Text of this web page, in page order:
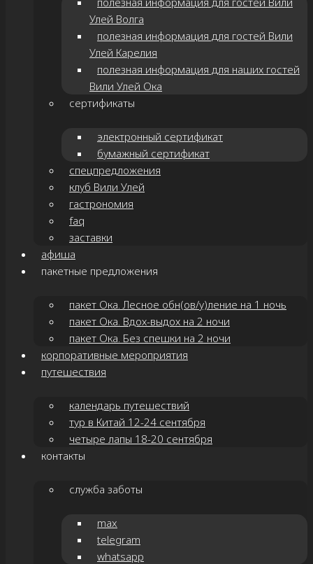
Улей Волга
полезная информация для гостей Вили
Улей Карелия
полезная информация для наших гостей
Вили Улей Ока
сертификаты
электронный сертификат
бумажный сертификат
спецпредложения
клуб Вили Улей
гастрономия
faq
заставки
афиша
пакетные предложения
пакет Ока. Лесное обн(ов/у)ление на 1 ночь
пакет Ока. Вдох-выдох на 2 ночи
пакет Ока. Без спешки на 2 ночи
корпоративные мероприятия
путешествия
календарь путешествий
тур в Китай 12-24 сентября
четыре лапы 18-20 сентября
контакты
служба заботы
max
telegram
whatsapp